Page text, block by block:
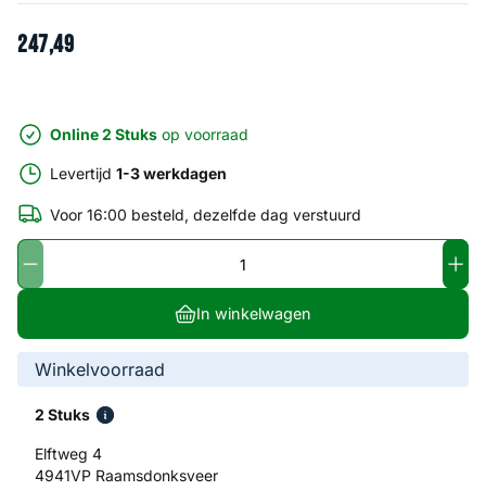
247,49
Online 2 Stuks op voorraad
Levertijd 1-3 werkdagen
Voor 16:00 besteld, dezelfde dag verstuurd
In winkelwagen
Winkelvoorraad
2 Stuks
Elftweg 4
4941VP Raamsdonksveer